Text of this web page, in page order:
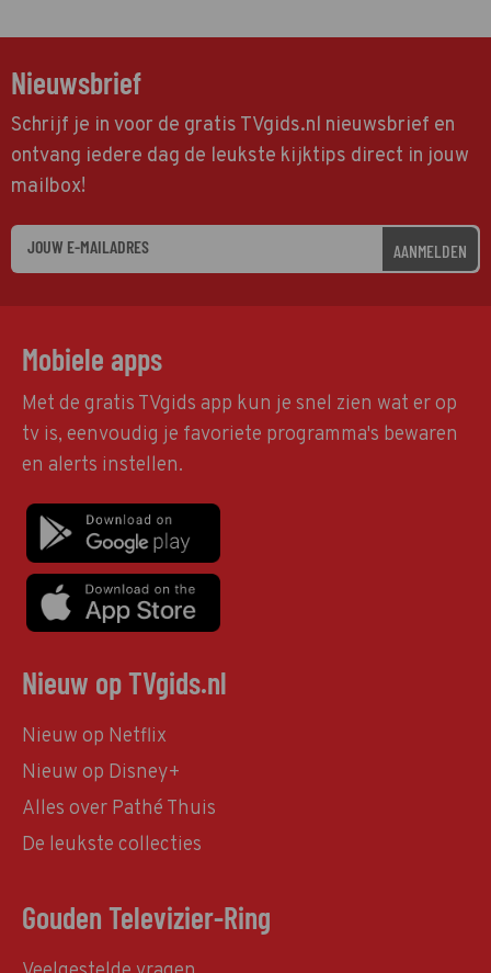
Nieuwsbrief
Schrijf je in voor de gratis TVgids.nl nieuwsbrief en
ontvang iedere dag de leukste kijktips direct in jouw
mailbox!
AANMELDEN
Mobiele apps
Met de gratis TVgids app kun je snel zien wat er op
tv is, eenvoudig je favoriete programma's bewaren
en alerts instellen.
Nieuw op TVgids.nl
Nieuw op Netflix
Nieuw op Disney+
Alles over Pathé Thuis
De leukste collecties
Gouden Televizier-Ring